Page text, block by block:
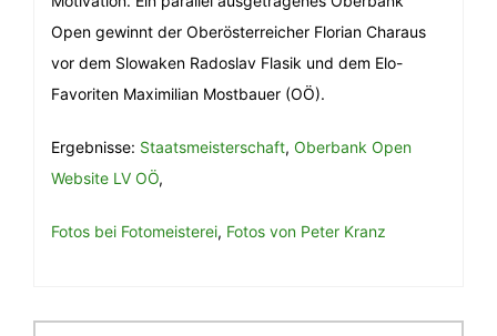
Open gewinnt der Oberösterreicher Florian Charaus
vor dem Slowaken Radoslav Flasik und dem Elo-
Favoriten Maximilian Mostbauer (OÖ).
Ergebnisse: Staatsmeisterschaft, Oberbank Open
Website LV OÖ,
Fotos bei Fotomeisterei, Fotos von Peter Kranz